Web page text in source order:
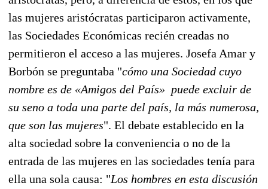
las mujeres aristócratas participaron activamente,
las Sociedades Económicas recién creadas no
permitieron el acceso a las mujeres. Josefa Amar y
Borbón se preguntaba "cómo una Sociedad cuyo
nombre es de «Amigos del País» puede excluir de
su seno a toda una parte del país, la más numerosa,
que son las mujeres". El debate establecido en la
alta sociedad sobre la conveniencia o no de la
entrada de las mujeres en las sociedades tenía para
ella una sola causa: "Los hombres en esta discusión